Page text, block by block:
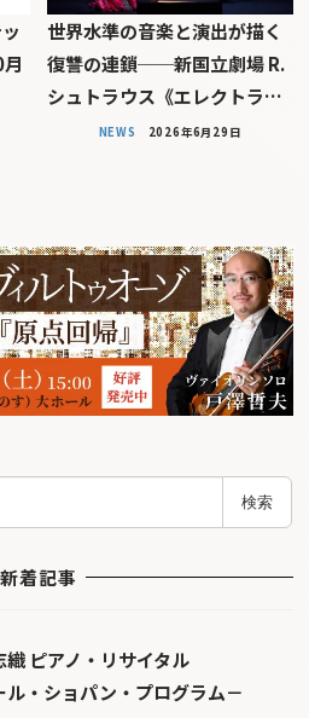
世界水準の音楽と演出が描く
復讐の連鎖──新国立劇場 R.
シュトラウス《エレクトラ…
NEWS 2026年6月29日
検索
新着記事
織 ピアノ・リサイタル
ル・ショパン・プログラム－